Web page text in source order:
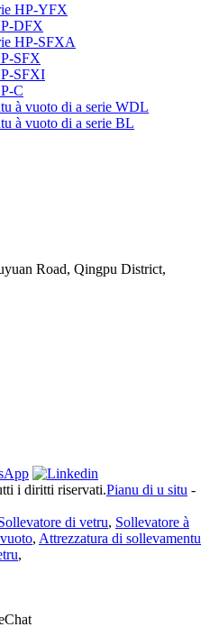
HP-YFX
DFX
HP-SFXA
SFX
SFXI
C
à vuoto di a serie WDL
à vuoto di a serie BL
Road, Qingpu District,
i diritti riservati.Pianu di u situ -
di vetru, Sollevatore à
, Attrezzatura di sollevamentu
,